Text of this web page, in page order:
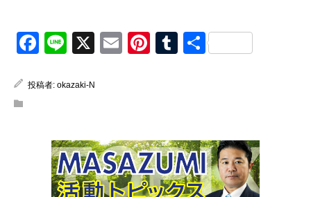
Facebook
Line
X EmailPinterest
Tumblr
共
投稿者: okazaki-N